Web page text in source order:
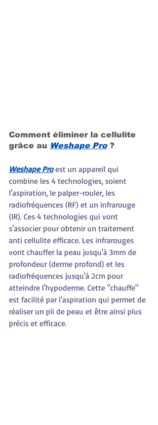
Comment éliminer la cellulite
grâce au Weshape Pro ?
Weshape Pro est un appareil qui
combine les 4 technologies, soient
l'aspiration, le palper-rouler, les
radiofréquences (RF) et un infrarouge
(IR). Ces 4 technologies qui vont
s'associer pour obtenir un traitement
anti cellulite efficace. Les infrarouges
vont chauffer la peau jusqu'à 3mm de
profondeur (derme profond) et les
radiofréquences jusqu'à 2cm pour
atteindre l'hypoderme. Cette "chauffe"
est facilité par l'aspiration qui permet de
réaliser un pli de peau et être ainsi plus
précis et efficace.